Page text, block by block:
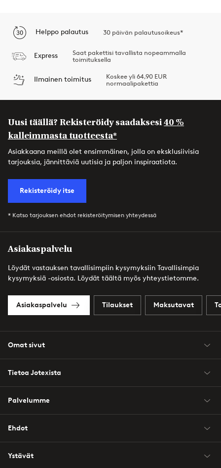
Helppo palautus 30 päivän palautusoikeus*
Express
Saat pakettisi tavallista nopeammalla
toimituksella
Ilmainen toimitus
Koskee yli 64,90 EUR
normaalipakettia
Uusi täällä? Rekisteröidy saadaksesi40 %
kalleimmasta tuotteesta*
Asiakkaana meillä olet ensimmäinen, jolla on eksklusiivisia
tarjouksia, jännittäviä uutisia ja paljon inspiraatiota.
Rekisteröidy itse
* Katso tarjouksen ehdot rekisteröitymisen yhteydessä
Asiakaspalvelu
Löydät vastauksen tavallisimpiin kysymyksiin Tavallisimpia
kysymyksiä -osiosta. Löydät täältä myös yhteystietomme.
Asiakaspalvelu Tilaukset Maksutavat
Omat sivut
Tietoa Jotexista
Palvelumme
Ehdot
Ystävät